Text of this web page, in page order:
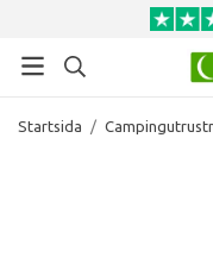
Startsida /